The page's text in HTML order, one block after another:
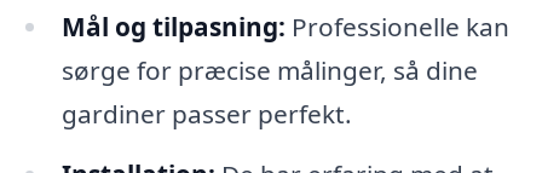
Mål og tilpasning: Professionelle kan
sørge for præcise målinger, så dine
gardiner passer perfekt.